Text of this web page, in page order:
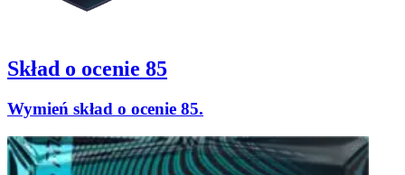
Skład o ocenie 85
Wymień skład o ocenie 85.